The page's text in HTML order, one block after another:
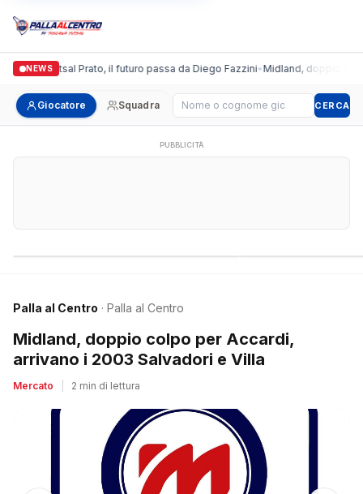
NEWS
Futsal Prato, il futuro passa da Diego Fazzini•Midland, doppio colpo
Giocatore Squadra Cerca giocatore CERCA
PUBBLICITÀ
Palla al Centro · Palla al Centro
Midland, doppio colpo per Accardi,
arrivano i 2003 Salvadori e Villa
Mercato 2 min di lettura